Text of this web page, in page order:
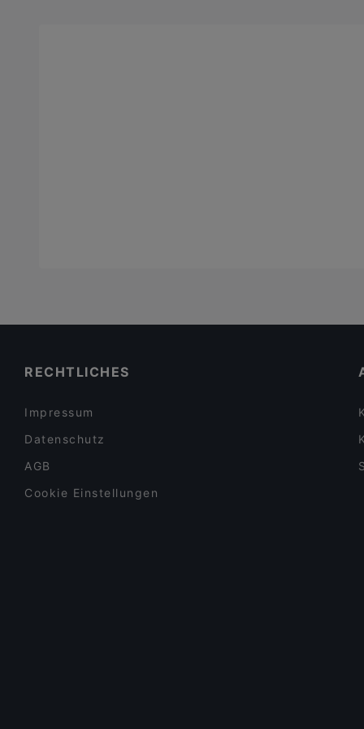
RECHTLICHES
Impressum
Datenschutz
AGB
Cookie Einstellungen